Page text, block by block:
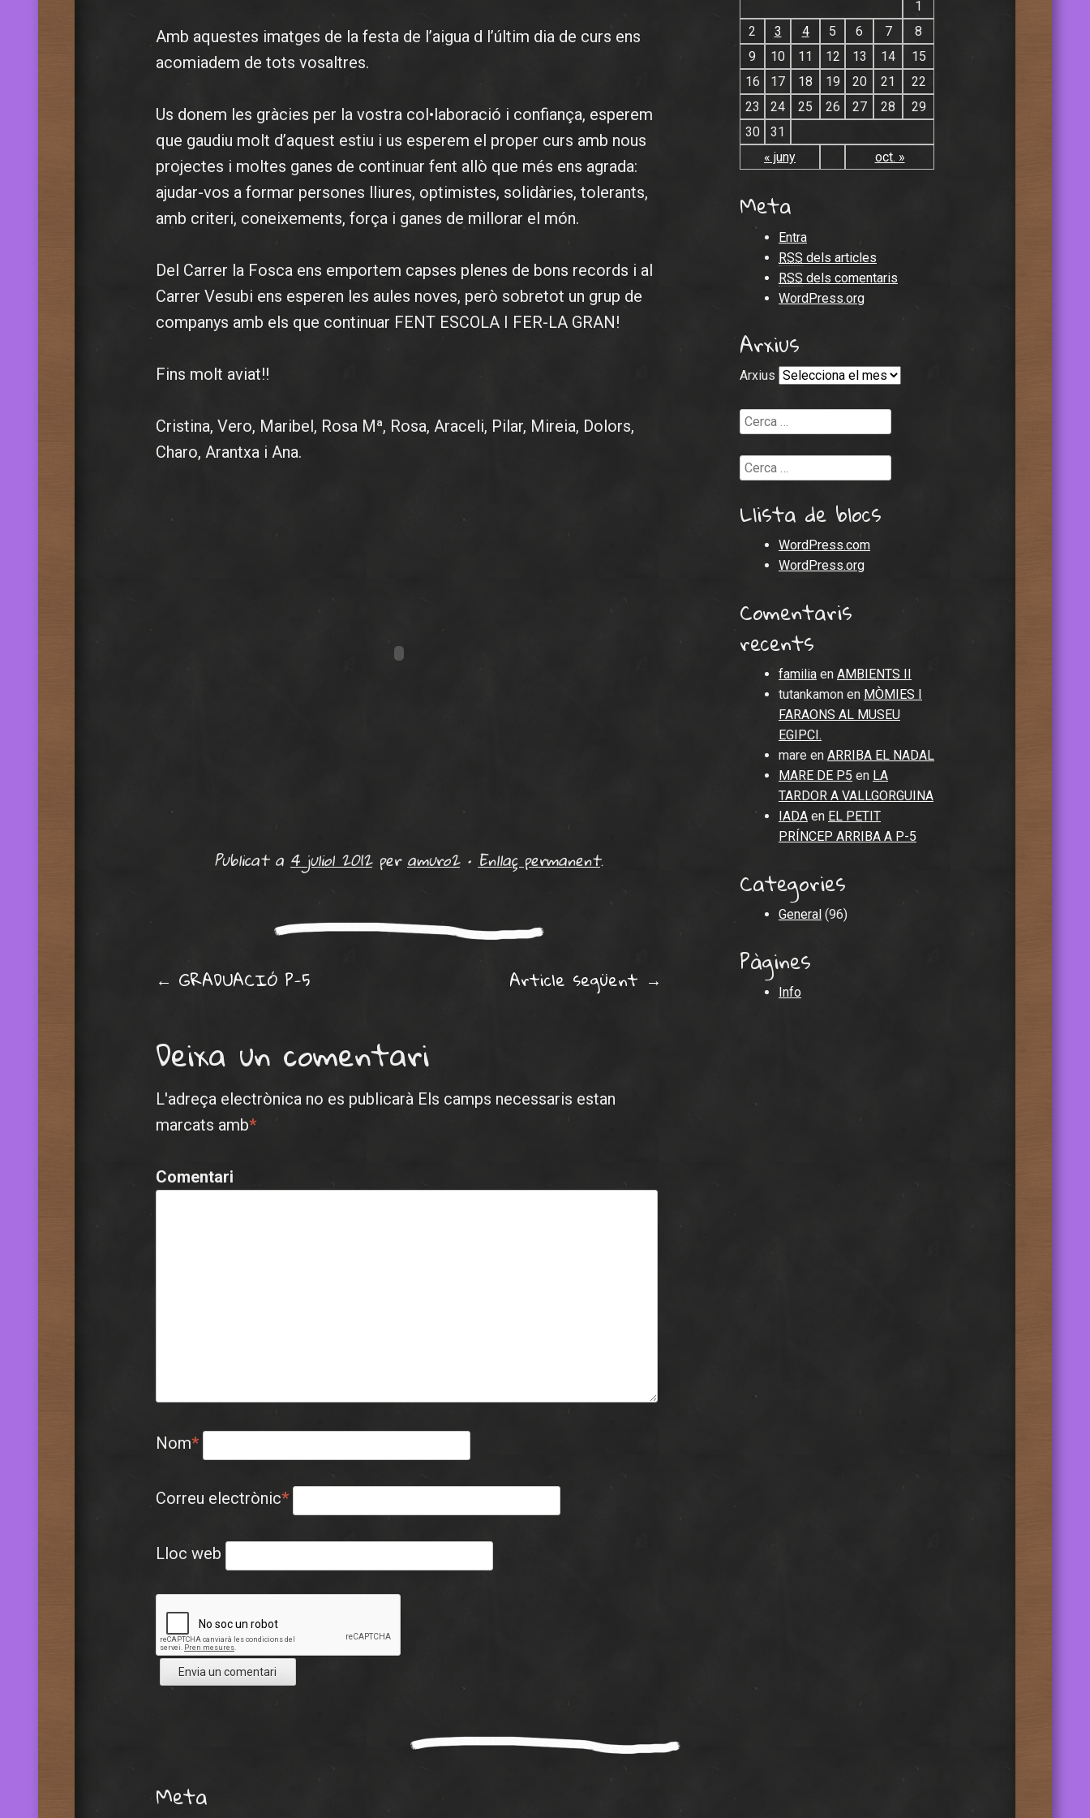
Amb aquestes imatges de la festa de l’aigua d l’últim dia de curs ens
acomiadem de tots vosaltres.
Us donem les gràcies per la vostra col•laboració i confiança, esperem
que gaudiu molt d’aquest estiu i us esperem el proper curs amb nous
projectes i moltes ganes de continuar fent allò que més ens agrada:
ajudar-vos a formar persones lliures, optimistes, solidàries, tolerants,
amb criteri, coneixements, força i ganes de millorar el món.
Del Carrer la Fosca ens emportem capses plenes de bons records i al
Carrer Vesubi ens esperen les aules noves, però sobretot un grup de
companys amb els que continuar FENT ESCOLA I FER-LA GRAN!
Fins molt aviat!!
Cristina, Vero, Maribel, Rosa Mª, Rosa, Araceli, Pilar, Mireia, Dolors,
Charo, Arantxa i Ana.
Publicat a 4 juliol 2012peramuro2 • Enllaç permanent.
Post navigation
← GRADUACIÓ P-5 Article següent →
Deixa un comentari
L'adreça electrònica no es publicarà Els camps necessaris estan
marcats amb*
Comentari
Nom*
Correu electrònic*
Lloc web
« juny oct. »
1
2
3 4 5 6 7
8
9
10 11 12 13 14
15
16
17 18 19 20 21
22
23
24 25 26 27 28
29
30
31
Meta
Entra
RSS dels articles
RSS dels comentaris
WordPress.org
Arxius
Arxius
Cerca
Cerca
Llista de blocs
WordPress.com
WordPress.org
Comentaris
recents
familia en AMBIENTS II
tutankamon en MÒMIES I
FARAONS AL MUSEU
EGIPCI.
mare en ARRIBA EL NADAL
MARE DE P5 en LA
TARDOR A VALLGORGUINA
IADA en EL PETIT
PRÍNCEP ARRIBA A P-5
Categories
General (96)
Pàgines
Info
Meta